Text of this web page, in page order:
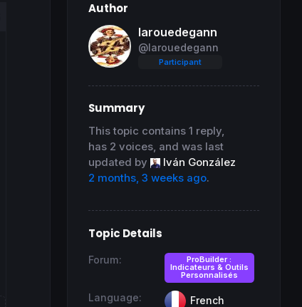
Author
larouedegann
@larouedegann
Participant
Summary
This topic contains 1 reply,
has 2 voices, and was last
updated by
Iván González
2 months, 3 weeks ago.
Topic Details
Forum: ProBuilder :
Indicateurs & Outils
Personnalisés
Language: French